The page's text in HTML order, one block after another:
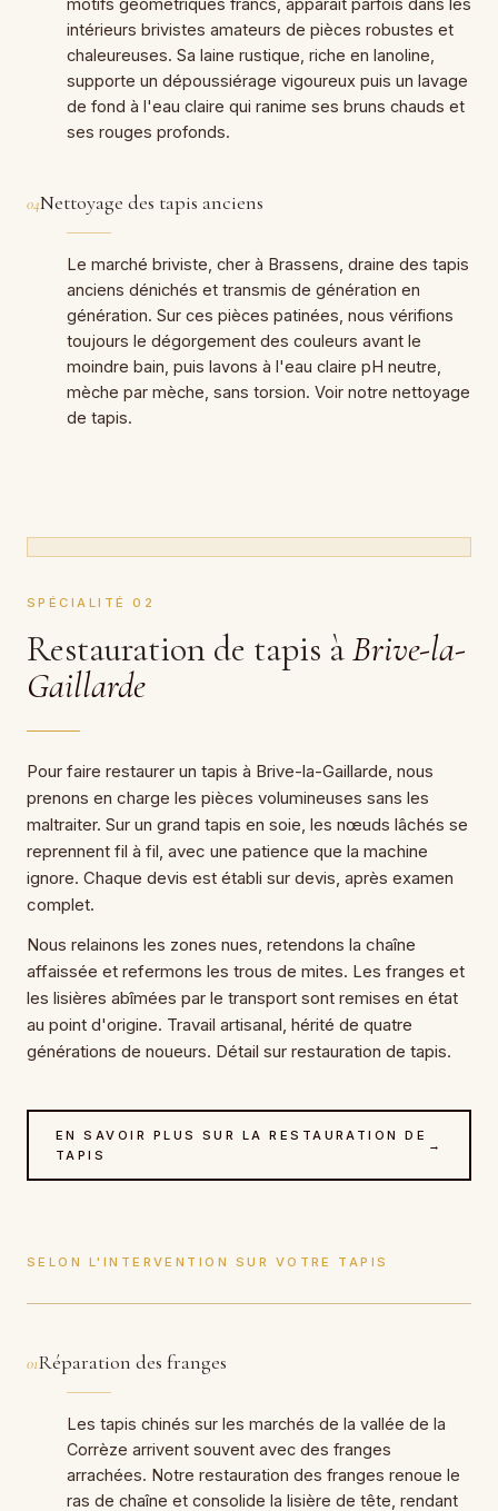
intérieurs brivistes amateurs de pièces robustes et
chaleureuses. Sa laine rustique, riche en lanoline,
supporte un dépoussiérage vigoureux puis un lavage
de fond à l'eau claire qui ranime ses bruns chauds et
ses rouges profonds.
04Nettoyage des tapis anciens
Le marché briviste, cher à Brassens, draine des tapis
anciens dénichés et transmis de génération en
génération. Sur ces pièces patinées, nous vérifions
toujours le dégorgement des couleurs avant le
moindre bain, puis lavons à l'eau claire pH neutre,
mèche par mèche, sans torsion. Voir notre nettoyage
de tapis.
SPÉCIALITÉ 02
Restauration de tapis àBrive-la-
Gaillarde
Pour faire restaurer un tapis à Brive-la-Gaillarde, nous
prenons en charge les pièces volumineuses sans les
maltraiter. Sur un grand tapis en soie, les nœuds lâchés se
reprennent fil à fil, avec une patience que la machine
ignore. Chaque devis est établi sur devis, après examen
complet.
Nous relainons les zones nues, retendons la chaîne
affaissée et refermons les trous de mites. Les franges et
les lisières abîmées par le transport sont remises en état
au point d'origine. Travail artisanal, hérité de quatre
générations de noueurs. Détail sur restauration de tapis.
EN SAVOIR PLUS SUR LA RESTAURATION DE
TAPIS
→
SELON L'INTERVENTION SUR VOTRE TAPIS
01Réparation des franges
Les tapis chinés sur les marchés de la vallée de la
Corrèze arrivent souvent avec des franges
arrachées. Notre restauration des franges renoue le
ras de chaîne et consolide la lisière de tête, rendant